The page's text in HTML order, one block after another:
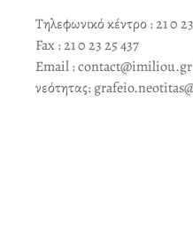
Τηλεφωνικό κέντρο : 21 0
Fax : 21 0 23 25 437
Email : contact@imiliou.gr
νεότητας: